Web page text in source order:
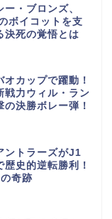
ー・ブロンズ、
ボイコットを支
決死の覚悟とは
オカップで躍動！
戦力ウィル・ラン
の決勝ボレー弾！
ントラーズがJ1
歴史的逆転勝利！
奇跡